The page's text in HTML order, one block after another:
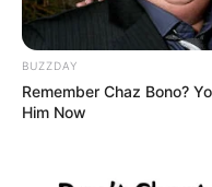
BUZZDAY
Remember Chaz Bono?
Him Now